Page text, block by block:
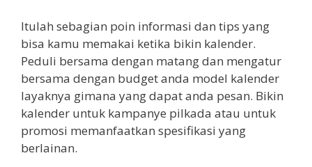
Itulah sebagian poin informasi dan tips yang
bisa kamu memakai ketika bikin kalender.
Peduli bersama dengan matang dan mengatur
bersama dengan budget anda model kalender
layaknya gimana yang dapat anda pesan. Bikin
kalender untuk kampanye pilkada atau untuk
promosi memanfaatkan spesifikasi yang
berlainan.